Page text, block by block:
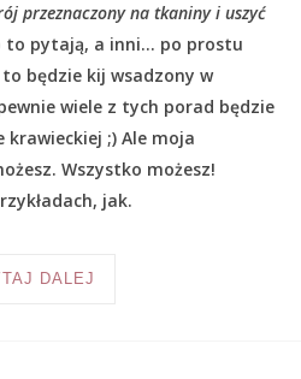
przeznaczony na tkaniny i uszyć
pytają, a inni… po prostu
będzie kij wsadzony w
wiele z tych porad będzie
;) Ale moja
Wszystko możesz!
jak.
DALEJ